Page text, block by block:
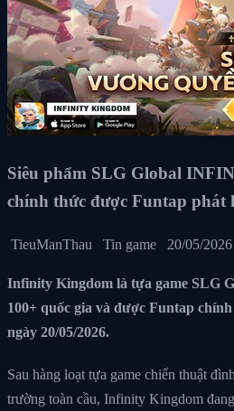
Siêu phẩm SLG Global
chính thức được Funtap phát
TieuManThau Tin game 20/05/2026
Infinity Kingdom là tựa game SLG
100+ quốc gia và được Funtap
ngày 20/05/2026.
Sau hàng loạt tựa game chiến thuật
trường toàn cầu, Infinity Kingdom